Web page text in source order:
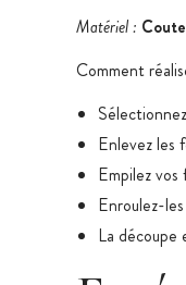
Matériel :
Comment
Enlevez les
Empilez
Enroulez-les
La découpe